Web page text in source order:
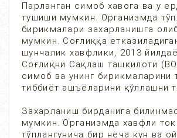
Парланган симоб хавога ва у
тушиши мумкин. Организмда
бирикмалари захарланишга
мумкин. Соғлиққа
шунчалик хавфлики, 2013
Соғлиқни Сақлаш ташкилоти
симоб ва унинг бирикмаларини
тиббиёт ашъёларини қўллашни
Захарланиш бирданига
мумкин. Организмда хавфли
тўплангунича бир неча кун ва